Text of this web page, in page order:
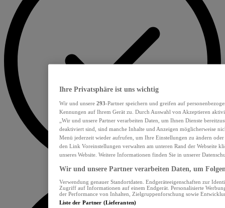
Ihre Privatsphäre ist uns wichtig
Wir und unsere 293-Partner speichern und greifen auf
Kennungen auf Ihrem Gerät zu. Durch Auswahl von Akzeptieren
„Wir und unsere Partner verarbeiten Daten, um Ihnen Dienste
deaktiviert sind, sind manche Inhalte und Anzeigen möglicherweise
Menü jederzeit wieder aufrufen, um Ihre Einstellungen zu ändern
den Link Voreinstellungen verwalten am unteren Rand der Webseite
unseres Website. Weitere Informationen finden Sie in unserer
Wir und unsere Partner verarbeiten Daten, um
Verwendung genauer Standortdaten. Endgeräteeigenschaften zur
Zugriff auf Informationen auf einem Endgerät. Personalisierte
der Performance von Inhalten, Zielgruppenforschung sowie
Liste der Partner (Lieferanten)